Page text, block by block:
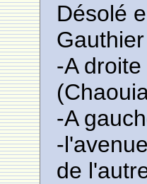
Désolé
-A
-A
-
de